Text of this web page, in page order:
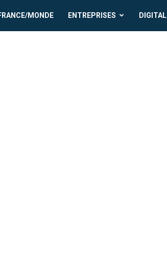
MONDE ENTREPRISES DIGITAL